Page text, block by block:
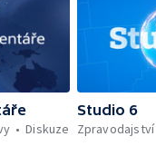
Diskuze
Studio 6
Zpravodajství